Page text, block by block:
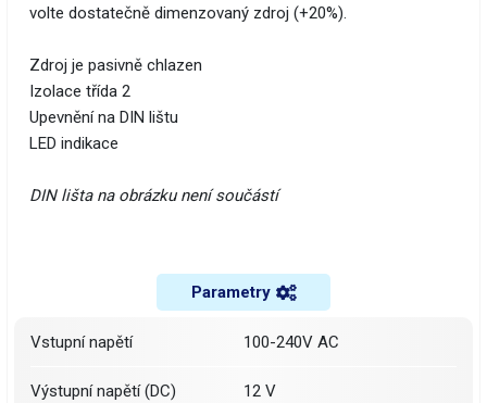
volte dostatečně dimenzovaný zdroj (+20%).
Zdroj je pasivně chlazen
Izolace třída 2
Upevnění na DIN lištu
LED indikace
DIN lišta na obrázku není součástí
Parametry
Vstupní napětí 100-240V AC
Výstupní napětí (DC) 12 V